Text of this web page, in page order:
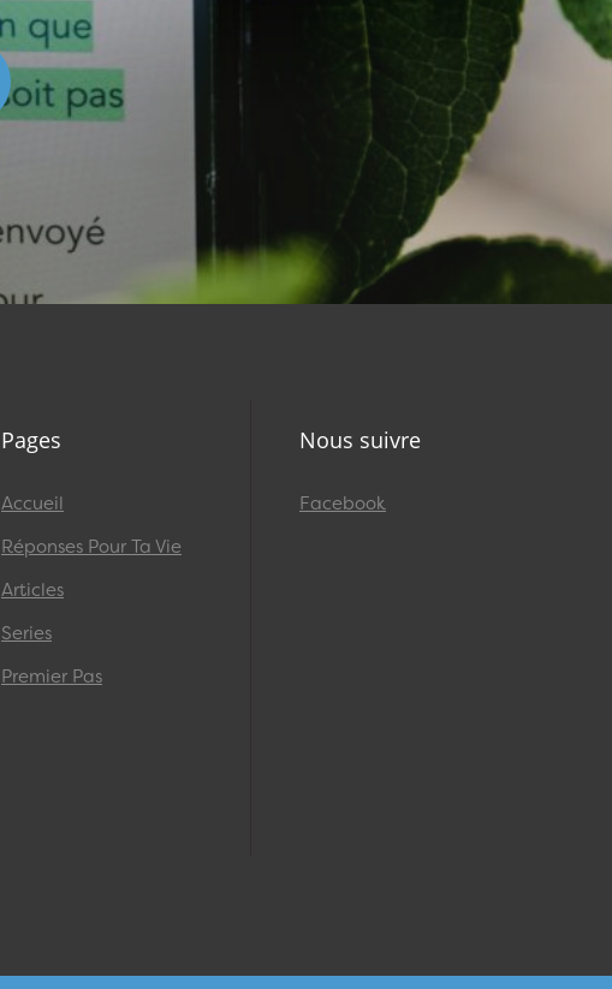
Pages
Accueil
Réponses Pour Ta Vie
Articles
Series
Premier Pas
Nous suivre
Facebook